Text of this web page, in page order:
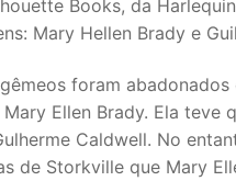
Books, da
Mary Hellen Brady e
foram abadonados
Ellen Brady. Ela teve
Caldwell. No
de Storkville que Mary